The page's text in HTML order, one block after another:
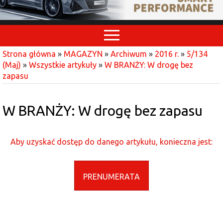
Strona główna » MAGAZYN » Archiwum » 2016 r. » 5/134
(Maj) » Wszystkie artykuły » W BRANŻY: W drogę bez
zapasu
W BRANŻY: W drogę bez zapasu
Aby uzyskać dostęp do danego artykułu, konieczna jest:
PRENUMERATA